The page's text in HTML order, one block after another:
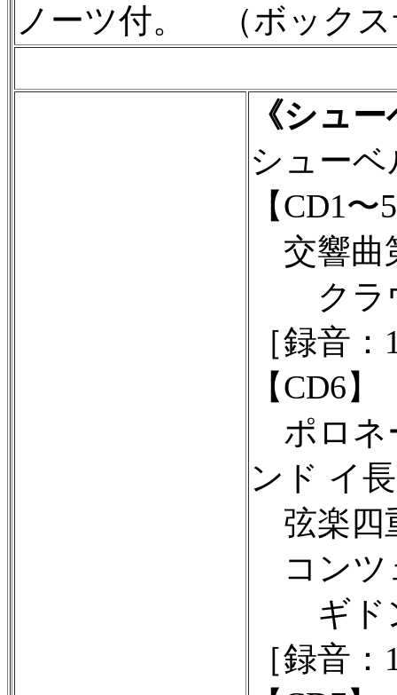
ノーツ付。 （ボックス
《シュ
シュー
【CD1〜
交響曲
クラウ
［録音
【CD6】
ポロネ
ンド イ
弦楽四
コンツ
ギドン
［録音